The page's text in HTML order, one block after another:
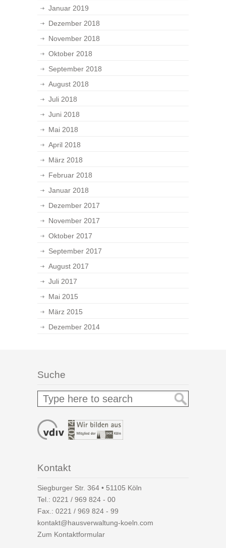
Januar 2019
Dezember 2018
November 2018
Oktober 2018
September 2018
August 2018
Juli 2018
Juni 2018
Mai 2018
April 2018
März 2018
Februar 2018
Januar 2018
Dezember 2017
November 2017
Oktober 2017
September 2017
August 2017
Juli 2017
Mai 2015
März 2015
Dezember 2014
Suche
Kontakt
Siegburger Str. 364 • 51105 Köln
Tel.: 0221 / 969 824 - 00
Fax.: 0221 / 969 824 - 99
kontakt@hausverwaltung-koeln.com
Zum Kontaktformular